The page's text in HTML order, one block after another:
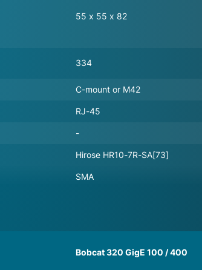
55 x 55 x 82
334
C-mount or M42
RJ-45
-
Hirose HR10-7R-SA[73]
SMA
Bobcat 320 GigE 100 / 400